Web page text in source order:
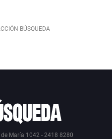
BÚSQUEDA
María 1042 - 2418 8280